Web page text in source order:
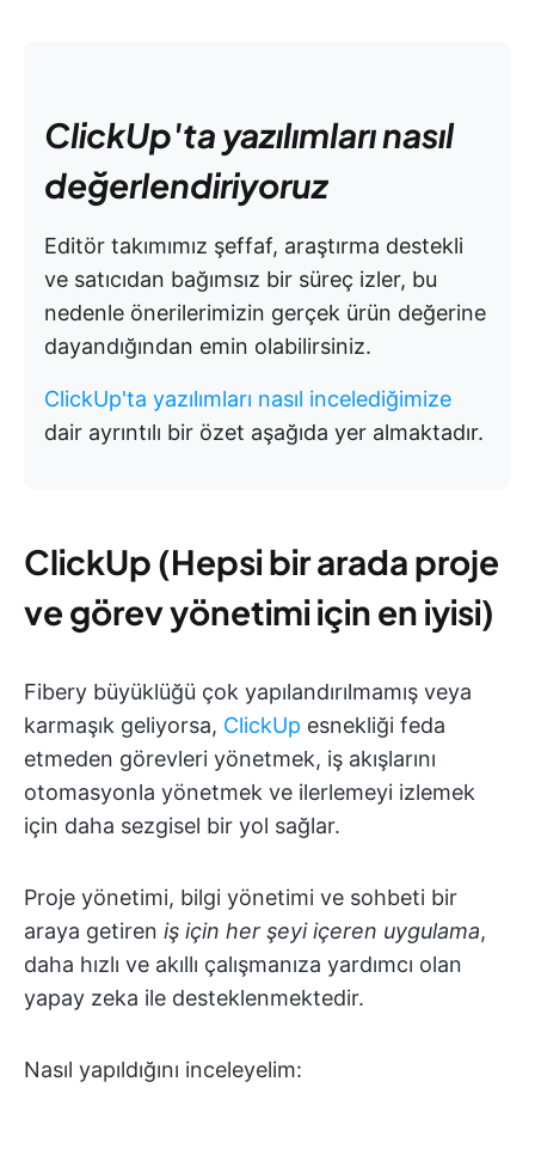
ClickUp'ta yazılımları nasıl
değerlendiriyoruz
Editör takımımız şeffaf, araştırma destekli
ve satıcıdan bağımsız bir süreç izler, bu
nedenle önerilerimizin gerçek ürün değerine
dayandığından emin olabilirsiniz.
ClickUp'ta yazılımları nasıl incelediğimize
dair ayrıntılı bir özet aşağıda yer almaktadır.
ClickUp (Hepsi bir arada proje
ve görev yönetimi için en iyisi)
Fibery büyüklüğü çok yapılandırılmamış veya
karmaşık geliyorsa, ClickUp esnekliği feda
etmeden görevleri yönetmek, iş akışlarını
otomasyonla yönetmek ve ilerlemeyi izlemek
için daha sezgisel bir yol sağlar.
Proje yönetimi, bilgi yönetimi ve sohbeti bir
araya getiren iş için her şeyi içeren uygulama,
daha hızlı ve akıllı çalışmanıza yardımcı olan
yapay zeka ile desteklenmektedir.
Nasıl yapıldığını inceleyelim: